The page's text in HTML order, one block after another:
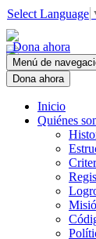
Select Language
Dona ahora
Menú de
Dona ahora
Inicio
Quiénes